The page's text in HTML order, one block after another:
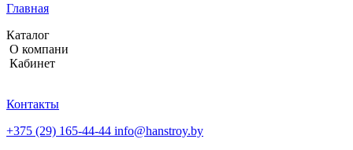
Главная
Каталог
О компани
Кабинет
Контакты
+375 (29) 165-44-44 info@hanstroy.by